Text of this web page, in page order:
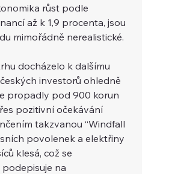
růst podle
až k 1,9 procenta, jsou
mimořádně nerealistické.
docházelo k dalšímu
investorů ohledně
propadly pod 900 korun
pozitivní očekávání
takzvanou “Windfall
povolenek a elektřiny
klesá, což se
na